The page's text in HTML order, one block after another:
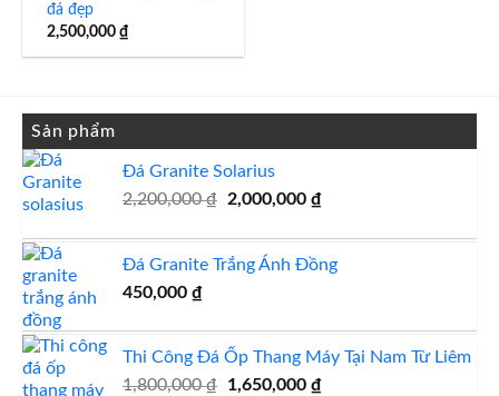
đá đẹp
2,500,000₫
Sản phẩm
Đá Granite Solarius
2,200,000₫
Giá
là:
2,200,000 ₫.
2,000,000 ₫Giá
tại
là:
Đá Granite Trắng Ánh Đồng
450,000 ₫
Thi Công Đá Ốp Thang Máy Tại Nam Từ Liêm
1,800,000₫
Giá
1,650,000 ₫Giá